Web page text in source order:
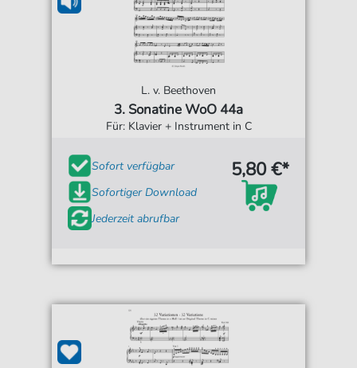
L. v. Beethoven
3. Sonatine WoO 44a
Für: Klavier + Instrument in C
Sofort verfügbar
Sofortiger Download
Jederzeit abrufbar
5,80 €*